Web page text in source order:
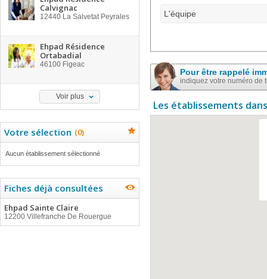
Calvignac
12440 La Salvetat Peyrales
Ehpad Résidence
Ortabadial
46100 Figeac
Voir plus
Votre sélection (0)
Aucun établissement sélectionné
Fiches déjà consultées
Ehpad Sainte Claire
12200 Villefranche De Rouergue
L'équipe
Pour être rappelé
indiquez votre numéro de
Les établissements